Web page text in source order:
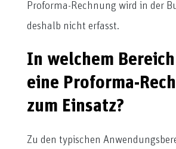
Proforma-Rechnung wird in der
deshalb nicht erfasst.
In welchem
eine Proforma-
zum Einsatz?
Zu den typischen